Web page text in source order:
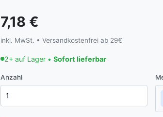
7,18 €
inkl. MwSt. • Versandkostenfrei ab 29€
2+ auf Lager • Sofort lieferbar
Anzahl